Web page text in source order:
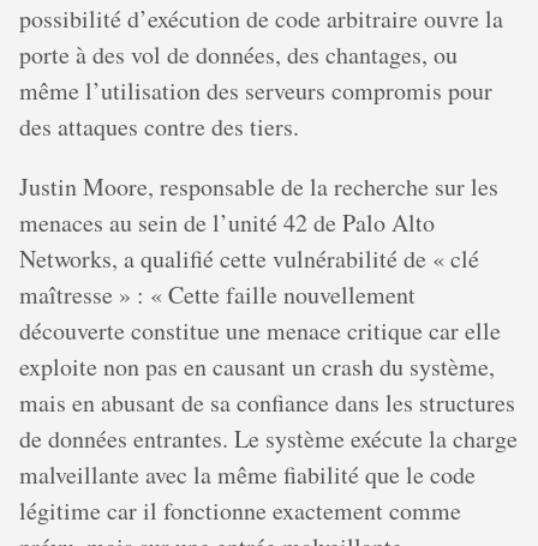
possibilité d’exécution de code arbitraire ouvre la
porte à des vol de données, des chantages, ou
même l’utilisation des serveurs compromis pour
des attaques contre des tiers.
Justin Moore, responsable de la recherche sur les
menaces au sein de l’unité 42 de Palo Alto
Networks, a qualifié cette vulnérabilité de « clé
maîtresse » : « Cette faille nouvellement
découverte constitue une menace critique car elle
exploite non pas en causant un crash du système,
mais en abusant de sa confiance dans les structures
de données entrantes. Le système exécute la charge
malveillante avec la même fiabilité que le code
légitime car il fonctionne exactement comme